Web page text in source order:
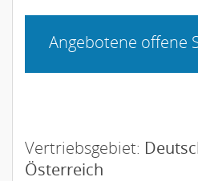
Angebotene offene
Vertriebsgebiet:
Österreich